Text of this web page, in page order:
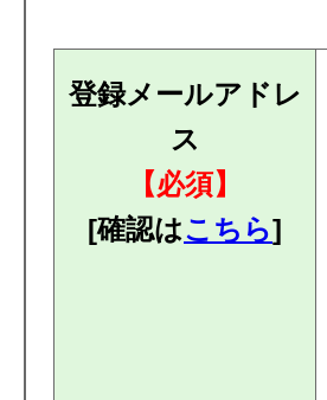
登録メールアドレ
ス
【必須】
[確認はこちら]